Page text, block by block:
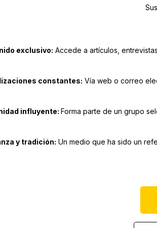
exclusivo: Accede a artículos,
constantes: Vía web o correo
influyente: Forma parte de un grupo
y tradición: Un medio que ha sido un